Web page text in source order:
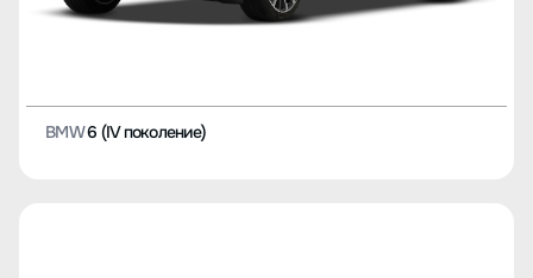
BMW6 (IV поколение)